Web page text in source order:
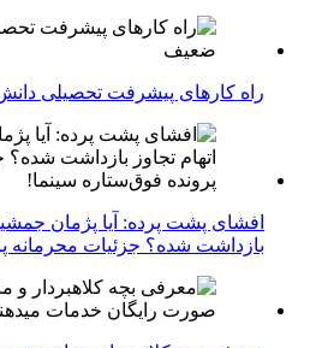
راه کارهای پیشرفت تحصیلی
افشای پشت پرده: آیا پژمان
بازداشت شده؟ جزئیات محرمانه